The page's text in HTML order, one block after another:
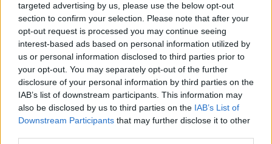
targeted advertising by us, please use the below opt-out
section to confirm your selection. Please note that after your
opt-out request is processed you may continue seeing
interest-based ads based on personal information utilized by
us or personal information disclosed to third parties prior to
your opt-out. You may separately opt-out of the further
disclosure of your personal information by third parties on the
IAB’s list of downstream participants. This information may
also be disclosed by us to third parties on the IAB’s List of
Downstream Participants that may further disclose it to other
Μεταξύ εκείνων που απέτισαν φόρο τιμής
και έκαναν τα αποκαλυπτήρια της πλακέτας
ήτανο ντράμερ της μπάντας που συνόδευε
τον Ντέιβιντ Μπόουι, «Spiders From Mars»,
Μικ «Γούντι» Γουντμάνσιο οποίος δήλωσε
στο Reuters: «Είναι άλλο ένα ορόσημο για
την κληρονομιά του, βασικά τη μουσική, τις
ταινίες, τα βίντεο και όλα όσα έκανε για τον
πολιτισμό.